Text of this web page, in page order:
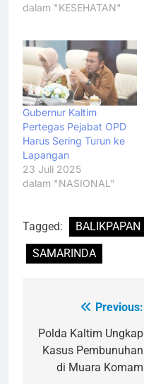
dalam "KESEHATAN"
Gubernur Kaltim
Pertegas Pejabat OPD
Harus Sering Turun ke
Lapangan
23 Juli 2025
dalam "NASIONAL"
Tagged: BALIKPAPAN
SAMARINDA
Navigasi
pos
Previous:
Polda Kaltim Ungkap
Kasus Pembunuhan
di Muara Komam